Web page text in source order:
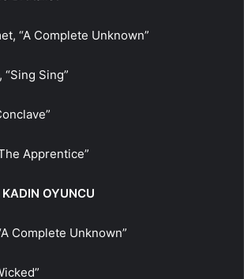
“A Complete Unknown”
Sing”
Apprentice”
OYUNCU
Complete Unknown”